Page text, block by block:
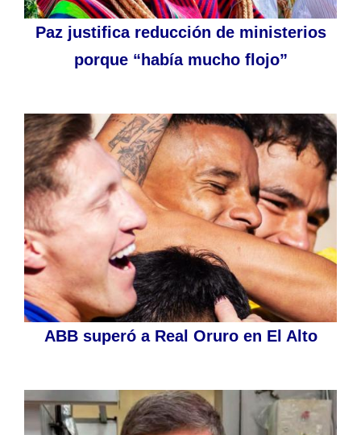
Paz justifica reducción de ministerios
porque “había mucho flojo”
ABB superó a Real Oruro en El Alto